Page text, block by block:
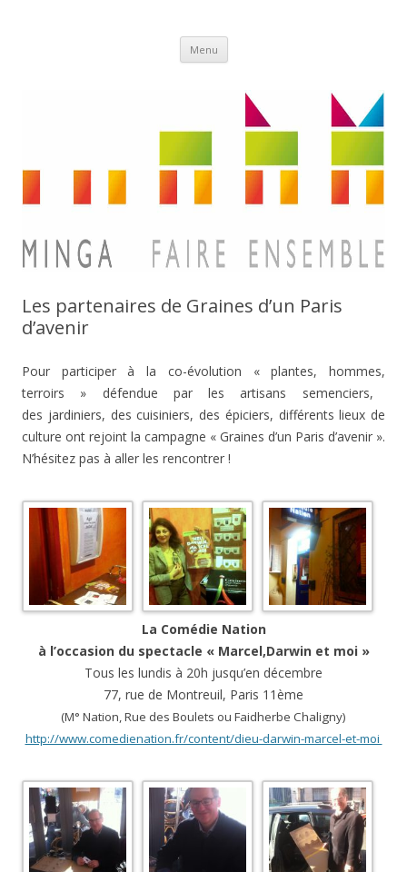
Menu Aller
contenu
Les partenaires de Graines d’un Paris
d’avenir
Pour participer à la co-évolution « plantes, hommes,
terroirs » défendue par les artisans semenciers,
des jardiniers, des cuisiniers, des épiciers, différents lieux de
culture ont rejoint la campagne « Graines d’un Paris d’avenir ».
N’hésitez pas à aller les rencontrer !
La Comédie Nation
à l’occasion du spectacle « Marcel,Darwin et moi »
Tous les lundis à 20h jusqu’en décembre
77, rue de Montreuil, Paris 11ème
(M° Nation, Rue des Boulets ou Faidherbe Chaligny)
http://www.comedienation.fr/content/dieu-darwin-marcel-et-moi